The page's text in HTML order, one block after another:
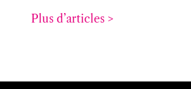
Plus d’articles >